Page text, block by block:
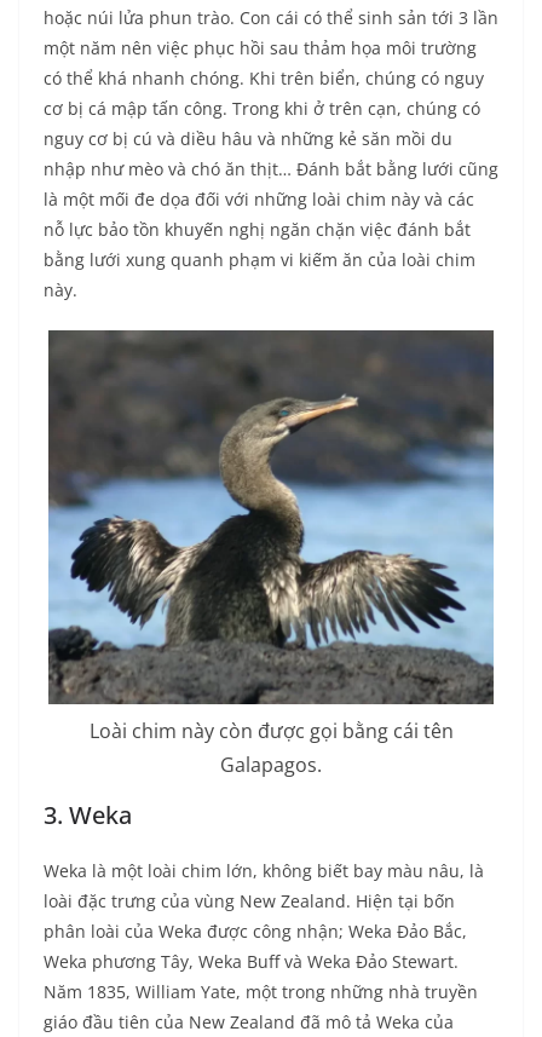
hoặc núi lửa phun trào. Con cái có thể sinh sản tới 3 lần
một năm nên việc phục hồi sau thảm họa môi trường
có thể khá nhanh chóng. Khi trên biển, chúng có nguy
cơ bị cá mập tấn công. Trong khi ở trên cạn, chúng có
nguy cơ bị cú và diều hâu và những kẻ săn mồi du
nhập như mèo và chó ăn thịt… Đánh bắt bằng lưới cũng
là một mối đe dọa đối với những loài chim này và các
nỗ lực bảo tồn khuyến nghị ngăn chặn việc đánh bắt
bằng lưới xung quanh phạm vi kiếm ăn của loài chim
này.
Loài chim này còn được gọi bằng cái tên
Galapagos.
3. Weka
Weka là một loài chim lớn, không biết bay màu nâu, là
loài đặc trưng của vùng New Zealand. Hiện tại bốn
phân loài của Weka được công nhận; Weka Đảo Bắc,
Weka phương Tây, Weka Buff và Weka Đảo Stewart.
Năm 1835, William Yate, một trong những nhà truyền
giáo đầu tiên của New Zealand đã mô tả Weka của